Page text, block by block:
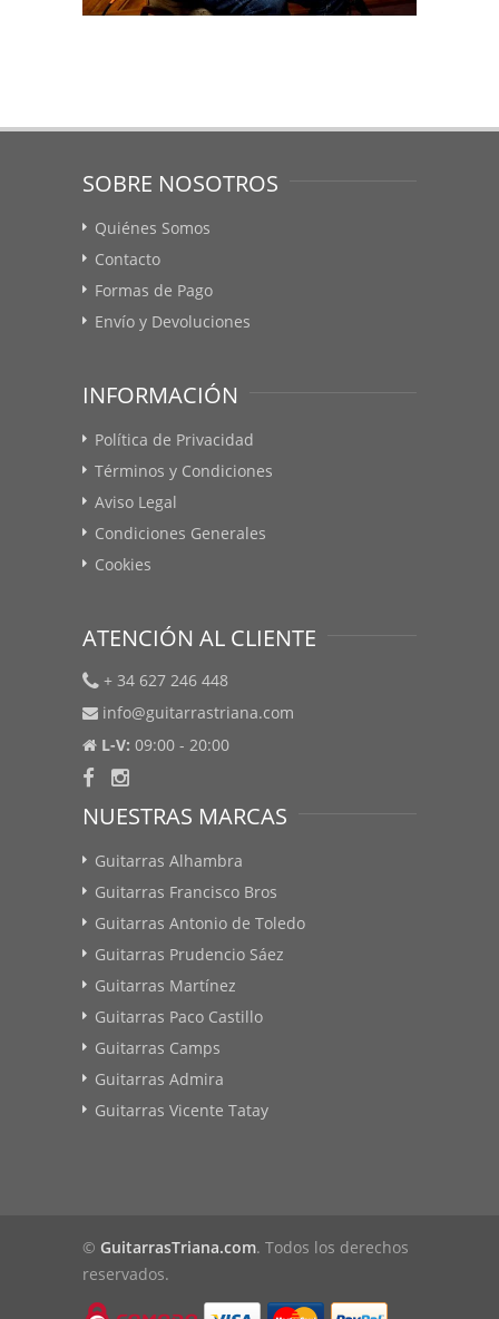
SOBRE NOSOTROS
Quiénes Somos
Contacto
Formas de Pago
Envío y Devoluciones
INFORMACIÓN
Política de Privacidad
Términos y Condiciones
Aviso Legal
Condiciones Generales
Cookies
ATENCIÓN AL CLIENTE
+ 34 627 246 448
info@guitarrastriana.com
L-V: 09:00 - 20:00
NUESTRAS MARCAS
Guitarras Alhambra
Guitarras Francisco Bros
Guitarras Antonio de Toledo
Guitarras Prudencio Sáez
Guitarras Martínez
Guitarras Paco Castillo
Guitarras Camps
Guitarras Admira
Guitarras Vicente Tatay
© GuitarrasTriana.com. Todos los derechos
reservados.